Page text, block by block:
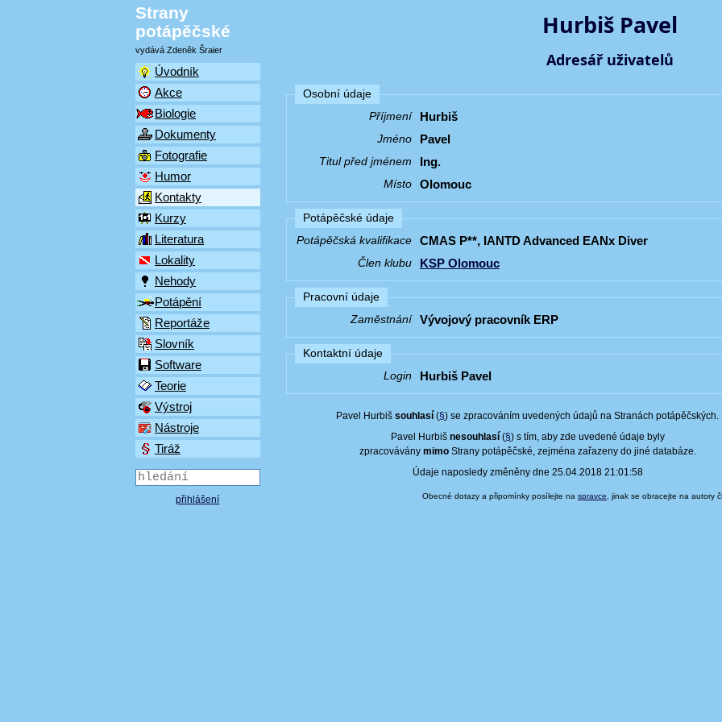
Strany
potápěčské
vydává Zdeněk Šraier
Úvodník
Akce
Biologie
Dokumenty
Fotografie
Humor
Kontakty
Kurzy
Literatura
Lokality
Nehody
Potápění
Reportáže
Slovník
Software
Teorie
Výstroj
Nástroje
Tiráž
přihlášení
Hurbiš Pavel
Adresář uživatelů
Osobní údaje
Příjmení
Hurbiš
Jméno Pavel
Titul před jménem Ing.
Místo Olomouc
Potápěčské údaje
Potápěčská kvalifikace
CMAS P**, IANTD Advanced EANx Diver
Člen klubu KSP Olomouc
Pracovní údaje
Zaměstnání
Vývojový pracovník ERP
Kontaktní údaje
Login
Hurbiš Pavel
Pavel Hurbišsouhlasí (§) se zpracováním uvedených údajů na Stranách potápěčských.
Pavel Hurbiš nesouhlasí(§) s tím, aby zde uvedené údaje byly
zpracovávány mimoStrany potápěčské, zejména zařazeny do jiné databáze.
Údaje naposledy změněny dne 25.04.2018 21:01:58
Obecné dotazy a připomínky posílejte na spravce , jinak se obracejte na autory